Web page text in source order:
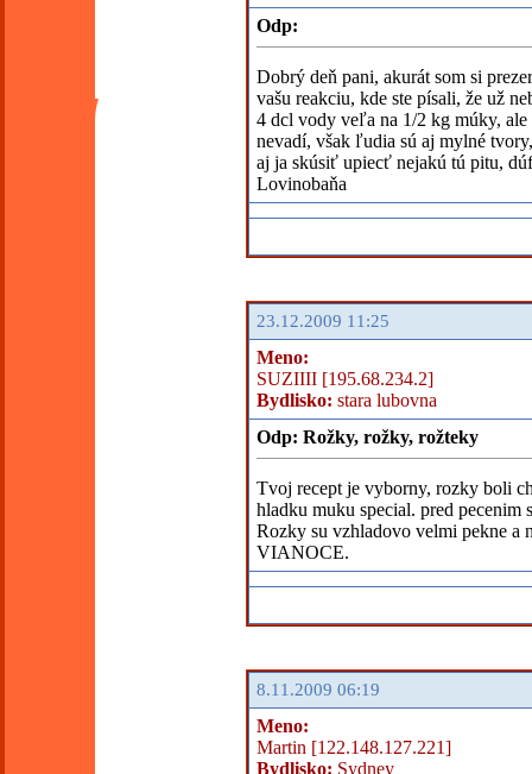
Odp:
Dobrý deň pani, akurát som si
vašu reakciu, kde ste písali, že už
4 dcl vody veľa na 1/2 kg múky, ale
nevadí, však ľudia sú aj mylné
aj ja skúsiť upiecť nejakú tú pitu,
Lovinobaňa
23.12.2009 11:25
Meno:
SUZIIII [195.68.234.2]
Bydlisko: stara lubovna
Odp: Rožky, rožky, rožteky
Tvoj recept je vyborny, rozky boli
hladku muku special. pred pecenim
Rozky su vzhladovo velmi pekne a
VIANOCE.
8.11.2009 06:19
Meno:
Martin [122.148.127.221]
Bydlisko: Sydney